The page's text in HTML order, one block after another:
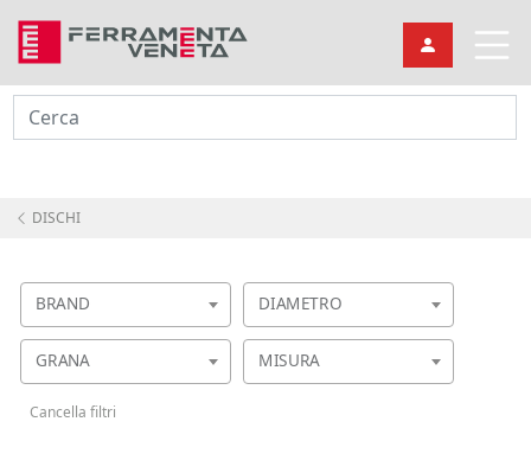
Cerca
DISCHI
BRAND DIAMETRO
GRANA MISURA
Cancella filtri